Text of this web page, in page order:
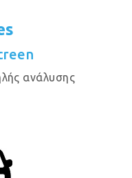
ανάλυσης